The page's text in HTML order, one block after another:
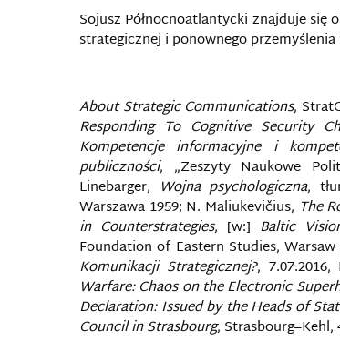
Sojusz Północnoatlantycki znajduje
strategicznej i ponownego
About Strategic Communications,
Responding To Cognitive Security
Kompetencje informacyjne i
publiczności, „Zeszyty Naukowe
Linebarger, Wojna psychologiczna,
Warszawa 1959; N. Maliukevičius, The
in Counterstrategies, [w:] Baltic
Foundation of Eastern Studies, Warsaw
Komunikacji Strategicznej?,
Warfare: Chaos on the Electronic
Declaration: Issued by the Heads of
Council in Strasbourg, Strasbourg–Kehl,